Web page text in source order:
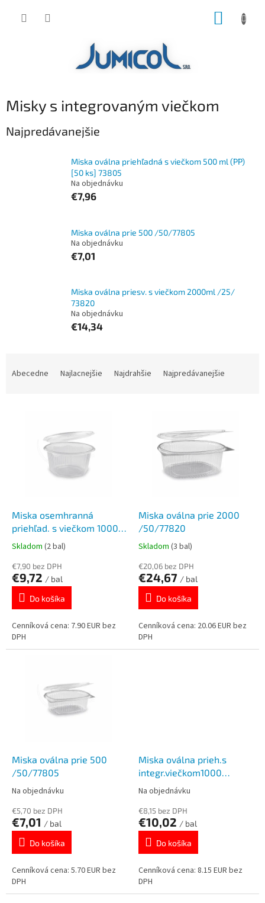
Misky s integrovaným viečkom
Najpredávanejšie
Miska oválna priehľadná s viečkom 500 ml (PP)
[50 ks] 73805
Na objednávku
€7,96
Miska oválna prie 500 /50/77805
Na objednávku
€7,01
Miska oválna priesv. s viečkom 2000ml /25/
73820
Na objednávku
€14,34
Abecedne Najlacnejšie Najdrahšie Najpredávanejšie
Miska osemhranná
priehľad. s viečkom 1000
Skladom (2 bal)
€7,90 bez DPH
€9,72 / bal
Do košíka
Cenníková cena: 7.90 EUR bez
DPH
Miska oválna prie 2000
/50/77820
Skladom (3 bal)
€20,06 bez DPH
€24,67 / bal
Do košíka
Cenníková cena: 20.06 EUR bez
DPH
Miska oválna prie 500
/50/77805
Na objednávku
€5,70 bez DPH
€7,01 / bal
Do košíka
Cenníková cena: 5.70 EUR bez
DPH
Miska oválna prieh.s
integr.viečkom1000
/50/77810
Na objednávku
€8,15 bez DPH
€10,02 / bal
Do košíka
Cenníková cena: 8.15 EUR bez
DPH